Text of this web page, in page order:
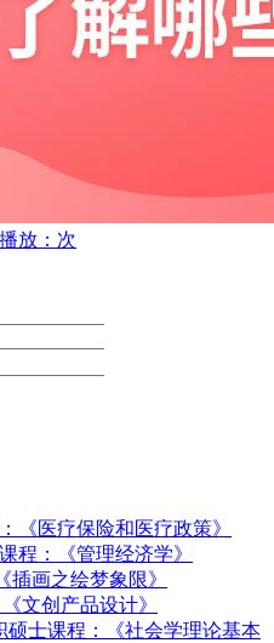
播放：次
《医疗保险和医疗政策》
程：《管理经济学》
插画之绘梦象限》
文创产品设计》
硕士课程：《社会学理论基本